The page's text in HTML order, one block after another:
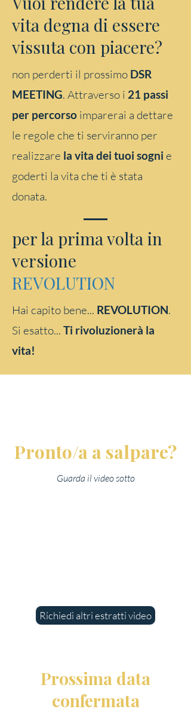
vita degna di essere
vissuta con piacere?
non perderti il prossimo DSR
MEETING. Attraverso i 21 passi
per percorso imparerai a dettare
le regole che ti serviranno per
realizzare la vita dei tuoi sogni e
goderti la vita che ti è stata
donata.
per la prima volta in
versione
REVOLUTION
Hai capito bene... REVOLUTION.
Si esatto... Ti rivoluzionerà la
vita!
Pronto/a a salpare?
Guarda il video sotto
Richiedi altri estratti video
Prossima data
confermata